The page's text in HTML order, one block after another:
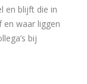
en blijft die in
en waar liggen
bij